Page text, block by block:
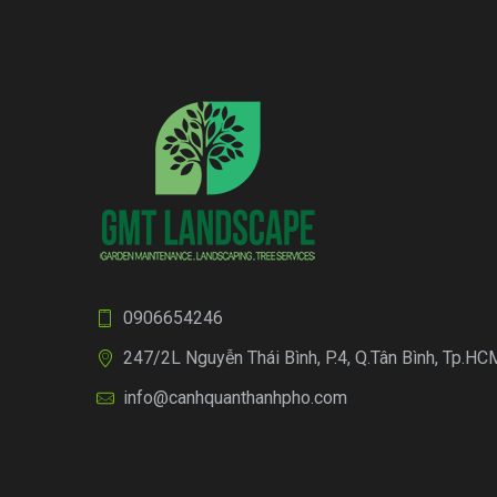
0906654246
247/2L Nguyễn Thái Bình, P.4, Q.Tân Bình,
info@canhquanthanhpho.com